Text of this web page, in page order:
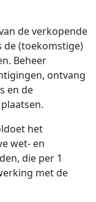
de verkopende
de (toekomstige)
Beheer
ontvang
en de
het
wet- en
die per 1
met de